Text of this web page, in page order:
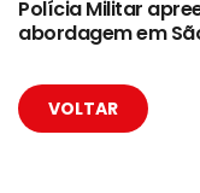
Polícia Militar
abordagem em
VOLTAR